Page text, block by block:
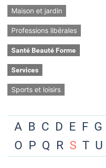
Maison et jardin
Professions libérales
Santé Beauté Forme
Services
Sports et loisirs
A B C D E F G
O P Q R S T U